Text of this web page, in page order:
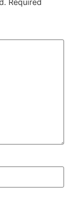
Required